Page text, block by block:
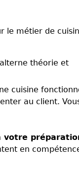
le métier de
théorie et
cuisine
au client.
votre
en